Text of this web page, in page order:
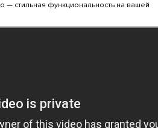
— стильная функциональность на вашей